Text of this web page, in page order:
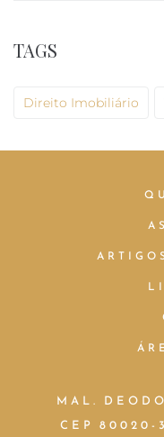
TAGS
Direito Imobiliário
MAL.
CEP 80020-